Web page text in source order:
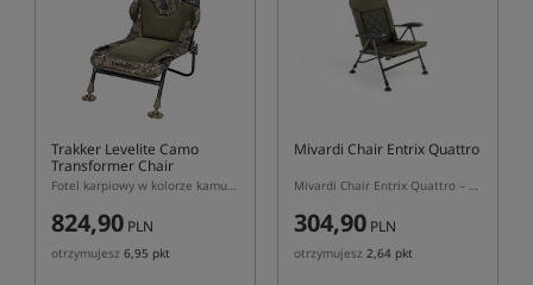
Trakker Levelite Camo
Transformer Chair
Fotel karpiowy w kolorze kamuflażu z możliwością montażu na ramie łóżka
824,90 PLN
otrzymujesz 6,95 pkt
Mivardi Chair Entrix Quattro
Mivardi Chair Entrix Quattro – kompaktowe krzesło karpiowe z teleskopowymi nogami
304,90 PLN
otrzymujesz 2,64 pkt